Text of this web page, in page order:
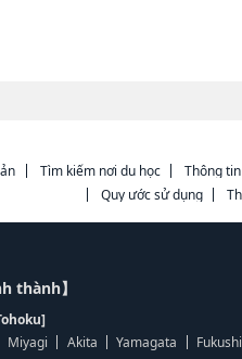
Tìm kiếm nơi du học Thông
Quy ước sử dụng
thành】
Miyagi Akita Yamagata